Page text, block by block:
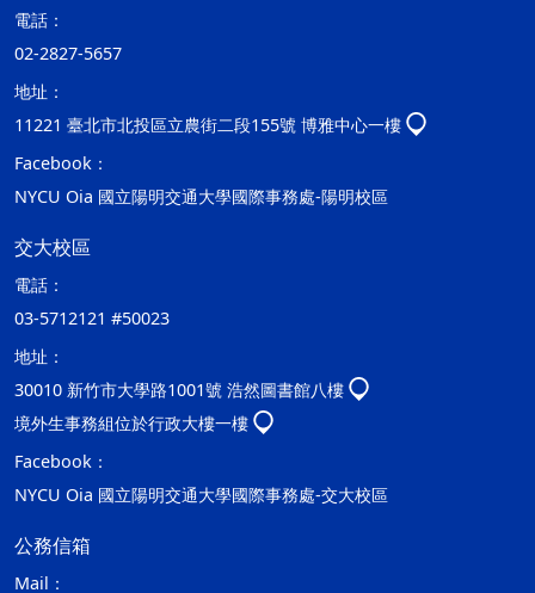
電話：
02-2827-5657
地址：
11221 臺北市北投區立農街二段155號 博雅中心一樓
Facebook：
NYCU Oia 國立陽明交通大學國際事務處-陽明校區
交大校區
電話：
03-5712121 #50023
地址：
30010 新竹市大學路1001號 浩然圖書館八樓
境外生事務組位於行政大樓一樓
Facebook：
NYCU Oia 國立陽明交通大學國際事務處-交大校區
公務信箱
Mail：